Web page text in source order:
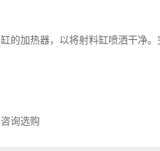
加热器，以将射料缸喷洒干净。
询选购